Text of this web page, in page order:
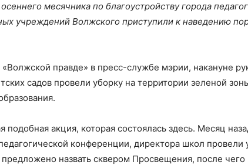
месячника по благоустройству города
учреждений Волжского приступили к наведению
правде» в пресс-службе мэрии, накануне
садов провели уборку на территории зеленой
подобная акция, которая состоялась здесь. Месяц
конференции, директора школ провели
назвать сквером Просвещения, после чего